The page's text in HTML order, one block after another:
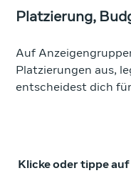
Platzierung,
Auf
Platzierungen aus,
entscheidest dich
Klicke oder tippe